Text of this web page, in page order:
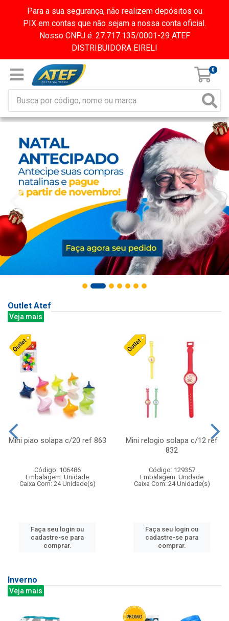
Para a sua segurança, não realizem depósitos ou
PIX em contas que não sejam a nossa conta oficial.
Nosso CNPJ é: 27.717.135/0001-29 ATEF
DISTRIBUIDORA EIRELI
0
Outlet Atef
Veja mais
Mini piao solapa c/20 ref 863
Código: 106486
Embalagem: Unidade
Caixa Com: 24 Unidade(s)
Faça seu login ou
cadastre-se para
comprar.
Mini relogio solapa c/12 ref
832
Código: 129357
Embalagem: Unidade
Caixa Com: 24 Unidade(s)
Faça seu login ou
cadastre-se para
comprar.
Inverno
Veja mais